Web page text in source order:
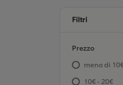
Filtri
Prezzo
meno di
10€ - 20€